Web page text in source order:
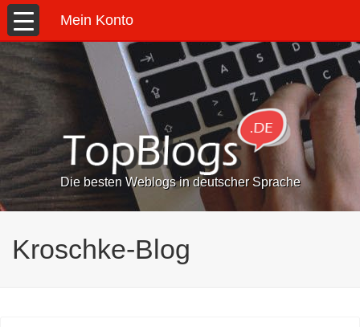
Mein Konto
Die besten Weblogs in deutscher Sprache
Kroschke-Blog